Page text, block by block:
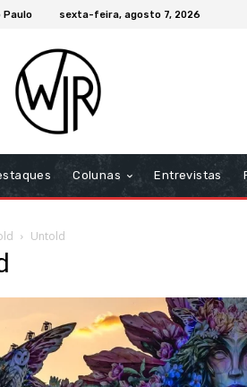
Paulo sexta-feira, agosto 7, 2026
Colunas Entrevistas
Untold